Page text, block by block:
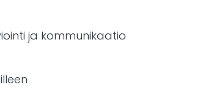
ja kommunikaatio